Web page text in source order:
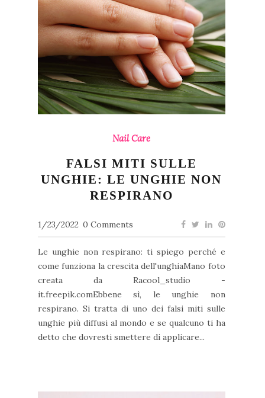
Nail Care
FALSI MITI SULLE
UNGHIE: LE UNGHIE NON
RESPIRANO
1/23/2022 0 Comments
Le unghie non respirano: ti spiego perché e
come funziona la crescita dell'unghiaMano foto
creata da Racool_studio -
it.freepik.comEbbene sì, le unghie non
respirano. Si tratta di uno dei falsi miti sulle
unghie più diffusi al mondo e se qualcuno ti ha
detto che dovresti smettere di applicare...